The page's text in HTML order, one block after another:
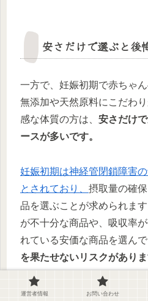
安さだけで選ぶと後
一方で、妊娠初期で赤ちゃ
無添加や天然原料にこだわ
感な体質の方は、 安さだけ
ースが多いです。
妊娠初期は神経管閉鎖障害
とされており、 摂取量の確
品を選ぶことが求められま
が不十分な商品や、吸収率
れている安価な商品を選んで
を果たせないリスクがありま
また、添加物の多い商品を
運営者情報 お問い合わせ